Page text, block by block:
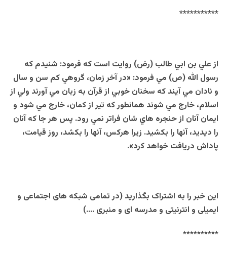
***********
از علي بن ابي طالب (رض) روايت است كه فرمود: شنيدم كه
رسول الله (ص) مي فرمود: «در آخر زمان، گروهي كم سن و سال
و نادان مي آيند كه سخنان خوبي از قرآن به زبان مي آورند ولي از
اسلام، خارج مي شوند همانطور كه تير از كمان، خارج مي شود و
ايمان آنان از حنجره هاي شان فراتر نمي رود. پس هر جا كه آنان
را ديديد، آنها را بكشيد. زيرا هركس، آنها را بكشد، روز قيامت،
پاداش دريافت خواهد كرد».
این خبر را به اشتراک بگذارید (در تمامی شبکه های اجتماعی و
ایمیلی و انترنیتی و مدرسه ای و منبری ….)
**********